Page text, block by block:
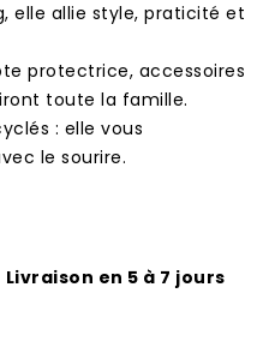
elle allie style, praticité et
protectrice, accessoires
toute la famille.
: elle vous
le sourire.
Livraison en 5 à 7 jours